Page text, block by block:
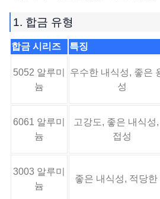
1. 합금 유형
합금 시리즈 특징
5052 알루미
늄
우수한 내식성, 좋은
성
6061 알루미
늄
고강도, 좋은 내식성
접성
3003 알루미
늄
좋은 내식성, 적당한